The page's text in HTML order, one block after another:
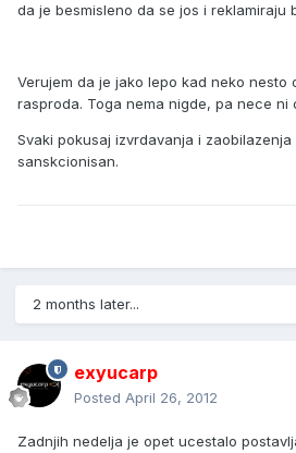
da je besmisleno da se jos i reklamiraju
Verujem da je jako lepo kad neko nesto
rasproda. Toga nema nigde, pa nece ni
Svaki pokusaj izvrdavanja i
sanskcionisan.
2 months later...
exyucarp
Posted April 26, 2012
Zadnjih nedelja je opet ucestalo